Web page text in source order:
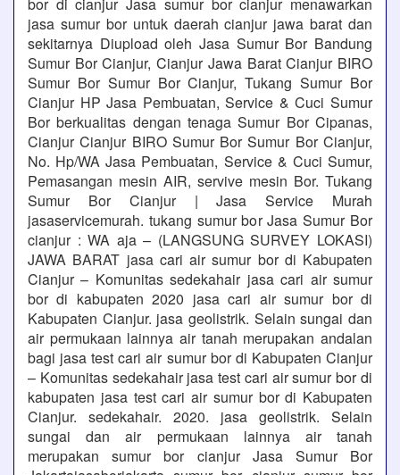
jasa sumur bor untuk daerah cianjur jawa barat dan
sekitarnya Diupload oleh Jasa Sumur Bor Bandung
Sumur Bor Cianjur, Cianjur Jawa Barat Cianjur BIRO
Sumur Bor Sumur Bor Cianjur, Tukang Sumur Bor
Cianjur HP Jasa Pembuatan, Service & Cuci Sumur
Bor berkualitas dengan tenaga Sumur Bor Cipanas,
Cianjur Cianjur BIRO Sumur Bor Sumur Bor Cianjur,
No. Hp/WA Jasa Pembuatan, Service & Cuci Sumur,
Pemasangan mesin AIR, servive mesin Bor. Tukang
Sumur Bor Cianjur | Jasa Service Murah
jasaservicemurah. tukang sumur bor Jasa Sumur Bor
cianjur : WA aja – (LANGSUNG SURVEY LOKASI)
JAWA BARAT jasa cari air sumur bor di Kabupaten
Cianjur – Komunitas sedekahair jasa cari air sumur
bor di kabupaten 2020 jasa cari air sumur bor di
Kabupaten Cianjur. jasa geolistrik. Selain sungai dan
air permukaan lainnya air tanah merupakan andalan
bagi jasa test cari air sumur bor di Kabupaten Cianjur
– Komunitas sedekahair jasa test cari air sumur bor di
kabupaten jasa test cari air sumur bor di Kabupaten
Cianjur. sedekahair. 2020. jasa geolistrik. Selain
sungai dan air permukaan lainnya air tanah
merupakan sumur bor cianjur Jasa Sumur Bor